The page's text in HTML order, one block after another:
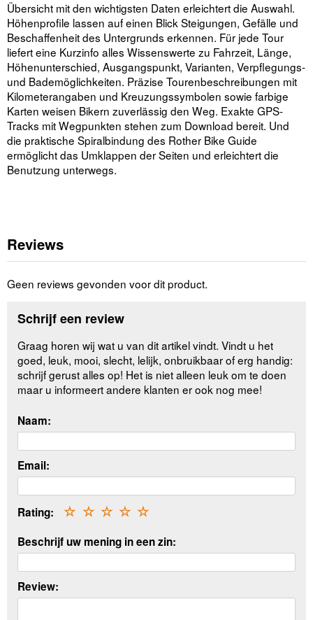
Übersicht mit den wichtigsten Daten erleichtert die Auswahl.
Höhenprofile lassen auf einen Blick Steigungen, Gefälle und
Beschaffenheit des Untergrunds erkennen. Für jede Tour
liefert eine Kurzinfo alles Wissenswerte zu Fahrzeit, Länge,
Höhenunterschied, Ausgangspunkt, Varianten, Verpflegungs-
und Bademöglichkeiten. Präzise Tourenbeschreibungen mit
Kilometerangaben und Kreuzungssymbolen sowie farbige
Karten weisen Bikern zuverlässig den Weg. Exakte GPS-
Tracks mit Wegpunkten stehen zum Download bereit. Und
die praktische Spiralbindung des Rother Bike Guide
ermöglicht das Umklappen der Seiten und erleichtert die
Benutzung unterwegs.
Reviews
Geen reviews gevonden voor dit product.
Schrijf een review
Graag horen wij wat u van dit artikel vindt. Vindt u het
goed, leuk, mooi, slecht, lelijk, onbruikbaar of erg handig:
schrijf gerust alles op! Het is niet alleen leuk om te doen
maar u informeert andere klanten er ook nog mee!
Naam:
Email:
Rating: ☆
☆
☆
☆
☆
Beschrijf uw mening in een zin:
Review: